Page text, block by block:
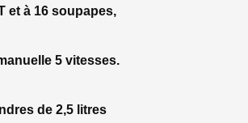
et à 16 soupapes,
5 vitesses.
de 2,5 litres